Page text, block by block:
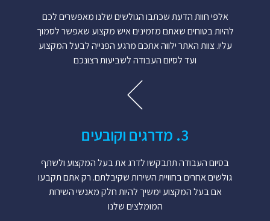
אלפי חוות הדעת שכתבו הגולשים שלנו מאפשרים לכם
להיות בטוחים שאתם מזמינים איש מקצוע שאפשר לסמוך
עליו. צוות האתר ילווה אתכם מרגע הפנייה לבעל המקצוע
ועד לסיום העבודה לשביעות רצונכם
3. מדרגים וקובעים
בסיום העבודה תתבקשו לדרג את בעל המקצוע ולשתף
גולשים אחרים בחוויית השירות שקיבלתם. רק אתם תקבעו
אם בעל המקצוע ימשיך להיות חלק מאנשי השירות
המומלצים שלנו